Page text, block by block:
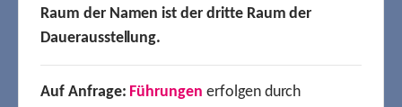
Raum der Namen ist der dritte Raum der
Dauerausstellung.
Auf Anfrage: Führungen erfolgen durch